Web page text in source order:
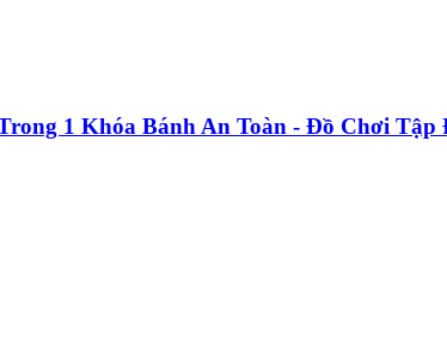
1 Khóa Bánh An Toàn - Đồ Chơi